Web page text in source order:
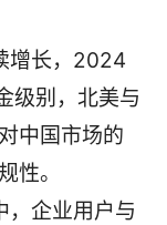
增长，2024
级别，北美与
中国市场的
性。
，企业用户与